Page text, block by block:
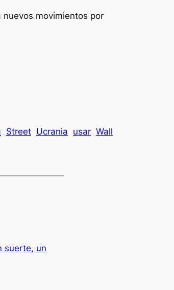
movimientos por
Street Ucrania usar Wall
suerte, un